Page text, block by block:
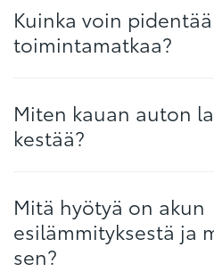
Kuinka voin
toimintamatkaa?
Miten kauan auton
kestää?
Mitä hyötyä on akun
esilämmityksestä ja
sen?